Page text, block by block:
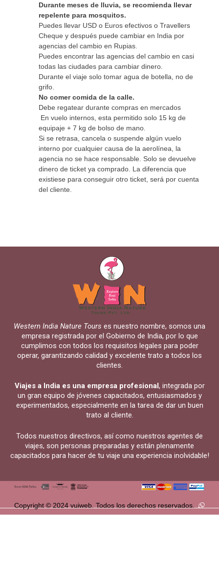
Durante meses de lluvia, se recomienda llevar
repelente para mosquitos.
Puedes llevar USD o Euros efectivos o Travellers
Cheque y después puede cambiar en India por
agencias del cambio en Rupias.
Puedes encontrar las agencias del cambio en casi
todas las ciudades para cambiar dinero.
Durante el viaje solo tomar agua de botella, no de
grifo.
No comer comida de la calle.
Debe regatear durante compras en mercados
En vuelo internos, esta permitido solo 15 kg de
equipaje + 7 kg de bolso de mano.
Si se retrasa, cancela o suspende algún vuelo
interno por cualquier causa de la aerolínea, la
agencia no se hace responsable. Solo se devuelve
dinero de ticket ya comprado. La diferencia que
existiese para conseguir otro ticket, será por cuenta
del cliente.
Western India Nature Tours es nuestro nombre, somos una
empresa registrada por el Gobierno de India, por lo que
cumplimos con todos los requisitos legales para poder
operar, garantizando calidad y excelente trato a todos los
clientes.
Viajes a India es una empresa profesional , integrada por
un gran equipo de jóvenes capacitados, entusiasmados y
experimentados, especialmente en la tarea de dar un buen
trato al cliente.
Todos nuestros directivos, así como nuestros agentes de
viajes, son personas preparadas y están plenamente
capacitados para hacer de tu viaje una experiencia inolvidable!
Copyright © 2024 vuiweb. Todos los derechos reservados.